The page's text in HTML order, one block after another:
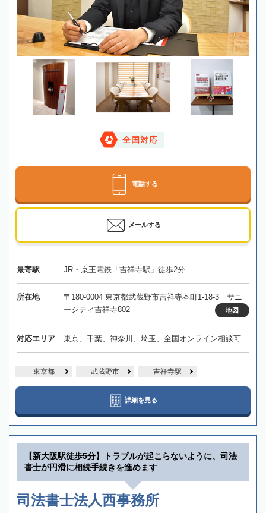
全国対応
電話する
メールする
最寄駅 JR・京王電鉄「吉祥寺駅」徒歩2分
所在地
〒180-0004 東京都武蔵野市吉祥寺本町1-18-3 サニ
ーシティ吉祥寺802
地図
対応エリア 東京、千葉、神奈川、埼玉、全国オンライン相談可
東京都 武蔵野市 吉祥寺駅
詳細を見る
【新大阪駅徒歩5分】トラブルが起こらないように、司法
書士が円滑に相続手続きを進めます
司法書士法人西事務所